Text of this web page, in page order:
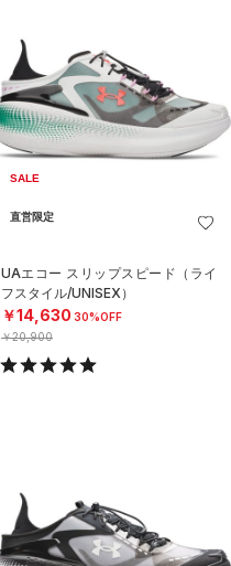
SALE
直営限定
UAエコー スリップスピード（ライ
フスタイル/UNISEX）
￥14,630 30%OFF
￥20,900